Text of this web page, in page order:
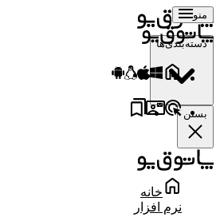
منو
دسته‌بندی‌ها
بستن
خانه
نرم افزار